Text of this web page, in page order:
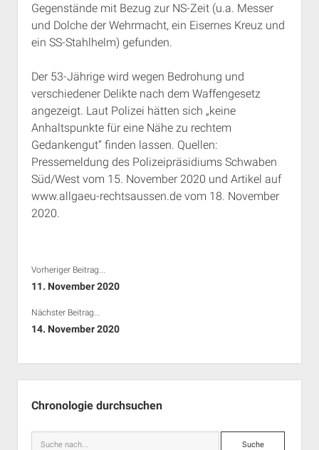
Gegenstände mit Bezug zur NS-Zeit (u.a. Messer
und Dolche der Wehrmacht, ein Eisernes Kreuz und
ein SS-Stahlhelm) gefunden.
Der 53-Jährige wird wegen Bedrohung und
verschiedener Delikte nach dem Waffengesetz
angezeigt. Laut Polizei hätten sich „keine
Anhaltspunkte für eine Nähe zu rechtem
Gedankengut“ finden lassen. Quellen:
Pressemeldung des Polizeipräsidiums Schwaben
Süd/West vom 15. November 2020 und Artikel auf
www.allgaeu-rechtsaussen.de vom 18. November
2020.
Vorheriger Beitrag...
11. November 2020
Nächster Beitrag...
14. November 2020
Chronologie durchsuchen
Suche